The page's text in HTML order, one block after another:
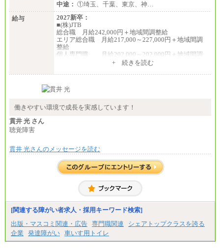
中途： ①埼玉、千葉、東京、神…
給与
2027新卒：
■(株)JTB
総合職 月給242,000円＋地域間調整給
エリア総合職 月給217,000～227,000円＋地域間調
整給
個人専門職 月給202,000～202,000円＋地域間調
総合職 月給208,000～235,000円
※詳細はJTBキャリアサイトよりご確認ください。
総合職 月給220,000～230,000円＋地域間調整給
整給
※詳細はJTBキャリアサイトよりご確認ください。
■(株)JTBコミュニケーションデザイン
総合職 月給230,000円
みなし残業手当：20,000円（一律支給）※みなし
残業手当の残業時間は10.43時間。
間に応じて、時間外手当等を支給。
エリアサポート職 月給188,000円
+ 続きを読む
働きやすい環境で成長を実感しています！
貫井 光 さん
聴覚障害
貫井 光さんのメッセージを読む
[関連する障がい者求人・採用キーワード検索]
出版・マスコミ関連・広告 専門職関連
シェアトップクラスを誇る
企業
発達障がい 車いす用トイレ